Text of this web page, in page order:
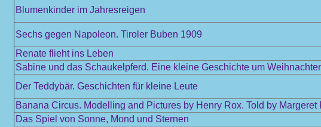
Blumenkinder im Jahresreigen
Sechs gegen Napoleon. Tiroler Buben 1909
Renate flieht ins Leben
Sabine und das Schaukelpferd. Eine kleine Geschichte um
Der Teddybär. Geschichten für kleine Leute
Banana Circus. Modelling and Pictures by Henry Rox. Told by
Das Spiel von Sonne, Mond und Sternen